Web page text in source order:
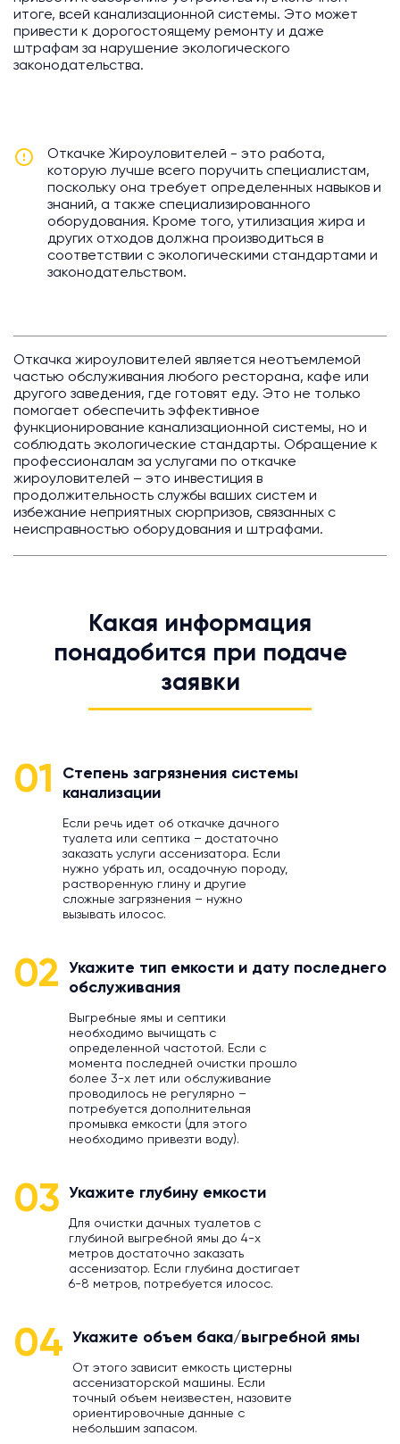
итоге, всей канализационной системы. Это может
привести к дорогостоящему ремонту и даже
штрафам за нарушение экологического
законодательства.
Откачке Жироуловителей - это работа,
которую лучше всего поручить специалистам,
поскольку она требует определенных навыков и
знаний, а также специализированного
оборудования. Кроме того, утилизация жира и
других отходов должна производиться в
соответствии с экологическими стандартами и
законодательством.
Откачка жироуловителей является неотъемлемой
частью обслуживания любого ресторана, кафе или
другого заведения, где готовят еду. Это не только
помогает обеспечить эффективное
функционирование канализационной системы, но и
соблюдать экологические стандарты. Обращение к
профессионалам за услугами по откачке
жироуловителей – это инвестиция в
продолжительность службы ваших систем и
избежание неприятных сюрпризов, связанных с
неисправностью оборудования и штрафами.
Какая информация
понадобится при подаче
заявки
01
Степень загрязнения системы
канализации
Если речь идет об откачке дачного
туалета или септика – достаточно
заказать услуги ассенизатора. Если
нужно убрать ил, осадочную породу,
растворенную глину и другие
сложные загрязнения – нужно
вызывать илосос.
02
Укажите тип емкости и дату последнего
обслуживания
Выгребные ямы и септики
необходимо вычищать с
определенной частотой. Если с
момента последней очистки прошло
более 3-х лет или обслуживание
проводилось не регулярно –
потребуется дополнительная
промывка емкости (для этого
необходимо привезти воду).
03 Укажите глубину емкости
Для очистки дачных туалетов с
глубиной выгребной ямы до 4-х
метров достаточно заказать
ассенизатор. Если глубина достигает
6-8 метров, потребуется илосос.
04 Укажите объем бака/выгребной ямы
От этого зависит емкость цистерны
ассенизаторской машины. Если
точный объем неизвестен, назовите
ориентировочные данные с
небольшим запасом.